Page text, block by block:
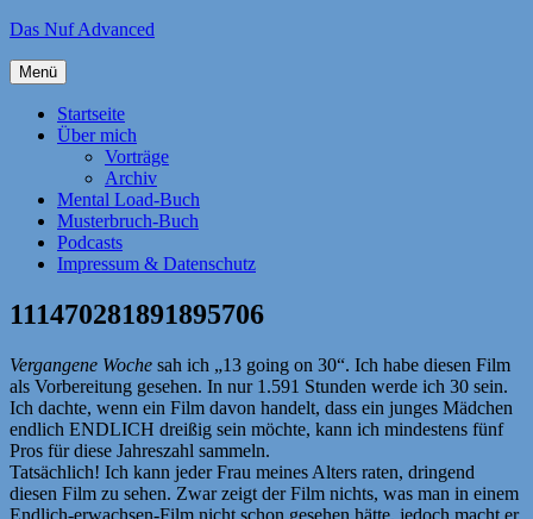
Zum
springen
Das Nuf Advanced
Menü
Startseite
Über mich
Vorträge
Archiv
Mental Load-Buch
Musterbruch-Buch
Podcasts
Impressum & Datenschutz
111470281891895706
Vergangene Woche sah ich „13 going on 30“. Ich habe diesen Film
als Vorbereitung gesehen. In nur 1.591 Stunden werde ich 30 sein.
Ich dachte, wenn ein Film davon handelt, dass ein junges Mädchen
endlich ENDLICH dreißig sein möchte, kann ich mindestens fünf
Pros für diese Jahreszahl sammeln.
Tatsächlich! Ich kann jeder Frau meines Alters raten, dringend
diesen Film zu sehen. Zwar zeigt der Film nichts, was man in einem
Endlich-erwachsen-Film nicht schon gesehen hätte, jedoch macht er